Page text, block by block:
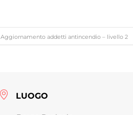
Aggiornamento addetti antincendio – livello 2
LUOGO